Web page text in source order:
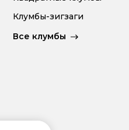
Клумбы-зигзаги
Все клумбы